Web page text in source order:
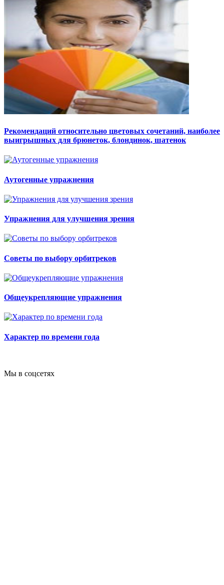
Рекомендаций относительно цветовых сочетаний, наиболее
выигрышных для брюнеток, блондинок, шатенок
Аутогенные упражнения
Упражнения для улучшения зрения
Советы по выбору орбитреков
Общеукрепляющие упражнения
Характер по времени года
Мы в соцсетях